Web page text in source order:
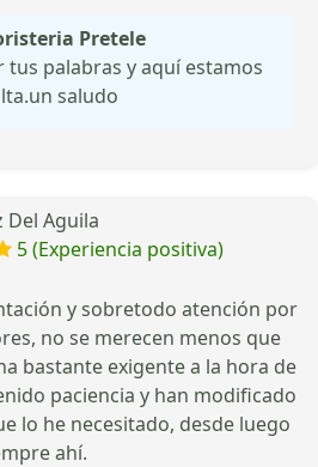
Pretele
tus palabras y aquí estamos
saludo
Del Aguila
5 (Experiencia positiva)
y sobretodo atención por
no se merecen menos que
bastante exigente a la hora de
paciencia y han modificado
lo he necesitado, desde luego
ahí.